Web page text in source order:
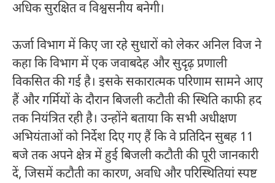
अधिक सुरक्षित व विश्वसनीय बनेगी।
ऊर्जा विभाग में किए जा रहे सुधारों को लेकर अनिल विज ने
कहा कि विभाग में एक जवाबदेह और सुदृढ़ प्रणाली
विकसित की गई है। इसके सकारात्मक परिणाम सामने आए
हैं और गर्मियों के दौरान बिजली कटौती की स्थिति काफी हद
तक नियंत्रित रही है। उन्होंने बताया कि सभी अधीक्षण
अभियंताओं को निर्देश दिए गए हैं कि वे प्रतिदिन सुबह 11
बजे तक अपने क्षेत्र में हुई बिजली कटौती की पूरी जानकारी
दें, जिसमें कटौती का कारण, अवधि और परिस्थितियां स्पष्ट